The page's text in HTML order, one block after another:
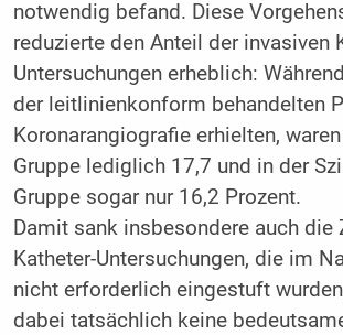
notwendig befand. Diese
reduzierte den Anteil der invasiven
Untersuchungen erheblich:
der leitlinienkonform behandelten
Koronarangiografie erhielten,
Gruppe lediglich 17,7 und in der
Gruppe sogar nur 16,2 Prozent.
Damit sank insbesondere auch die
Katheter-Untersuchungen, die im
nicht erforderlich eingestuft
dabei tatsächlich keine